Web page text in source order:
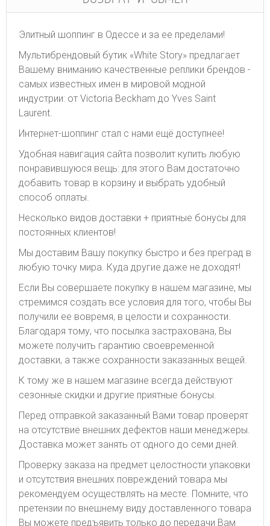
Элитный шоппинг в Одессе и за ее пределами!
Мультибрендовый бутик «White Story» предлагает
Вашему вниманию качественные реплики брендов -
самых известных имен в мировой модной
индустрии: от Victoria Beckham до Yves Saint
Laurent.
Интернет-шоппинг стал с нами ещё доступнее!
Удобная навигация сайта позволит купить любую
понравившуюся вещь: для этого Вам достаточно
добавить товар в корзину и выбрать удобный
способ оплаты.
Несколько видов доставки + приятные бонусы для
постоянных клиентов!
Мы доставим Вашу покупку быстро и без преград в
любую точку мира. Куда другие даже не доходят!
Если Вы совершаете покупку в нашем магазине, мы
стремимся создать все условия для того, чтобы Вы
получили ее вовремя, в целости и сохранности.
Благодаря тому, что посылка застрахована, Вы
можете получить гарантию своевременной
доставки, а также сохранности заказанных вещей.
К тому же в нашем магазине всегда действуют
сезонные скидки и другие приятные бонусы.
Перед отправкой заказанный Вами товар проверят
на отсутствие внешних дефектов наши менеджеры.
Доставка может занять от одного до семи дней.
Проверку заказа на предмет целостности упаковки
и отсутствия внешних повреждений товара мы
рекомендуем осуществлять на месте. Помните, что
претензии по внешнему виду доставленного товара
Вы можете предъявить только до передачи Вам